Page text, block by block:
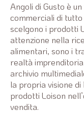
Angoli di Gusto è
commerciali di
scelgono i prodotti
attenzione nella
alimentari, sono i
realtà
archivio
la propria visione di
prodotti Loison
vendita.